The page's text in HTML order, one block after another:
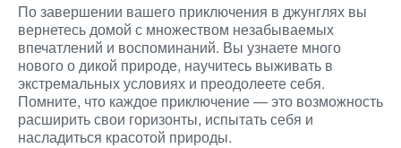
По завершении вашего приключения в джунглях вы
вернетесь домой с множеством незабываемых
впечатлений и воспоминаний. Вы узнаете много
нового о дикой природе, научитесь выживать в
экстремальных условиях и преодолеете себя.
Помните, что каждое приключение — это возможность
расширить свои горизонты, испытать себя и
насладиться красотой природы.